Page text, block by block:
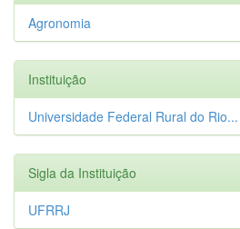
Agronomia
Instituição
Universidade Federal Rural do Rio...
Sigla da Instituição
UFRRJ